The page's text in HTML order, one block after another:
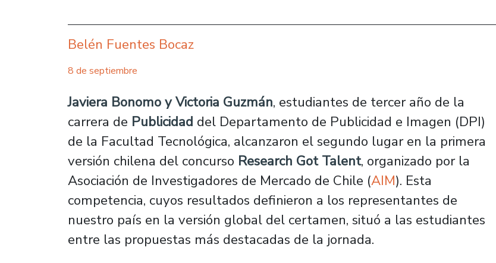
Belén Fuentes Bocaz
8 de septiembre
Javiera Bonomo y Victoria Guzmán, estudiantes de tercer año de la
carrera de Publicidad del Departamento de Publicidad e Imagen (DPI)
de la Facultad Tecnológica, alcanzaron el segundo lugar en la primera
versión chilena del concurso Research Got Talent, organizado por la
Asociación de Investigadores de Mercado de Chile (AIM). Esta
competencia, cuyos resultados definieron a los representantes de
nuestro país en la versión global del certamen, situó a las estudiantes
entre las propuestas más destacadas de la jornada.